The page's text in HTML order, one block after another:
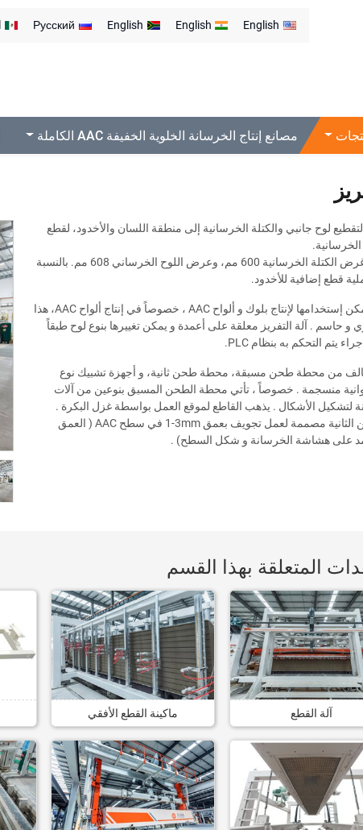
English
English
English
Русский
مصانع إنتاج الخرسانة الخلوية الخفيفة AAC الكاملة
لوح جانبي والكتلة الخرسانية إلى منطقة اللسان والأخدود، لقطع
بشكل عام، غرض الكتلة الخرسانية 600 مم، وعرض اللوح الخرساني 608 مم. بالنسبة
قطع إضافية للأخدود.
آلة التفريز يمكن إستخدامها لإنتاج بلوك و ألواح AAC ، خصوصاً في إنتاج ألواح AAC، هذا
و حاسم . آلة التفريز معلقة على أعمدة و يمكن تغييرها بنوع لوح طبقاً
يتم التحكم به بنظام .PLC
تتالف من محطة طحن مسبقة، محطة طحن ثانية، و أجهزة تشبيك نوع
منسجمة . خصوصاً ، تأتي محطة الطحن المسبق بنوعين من آلات
لتشكيل الأشكال . يذهب القاطع لموقع العمل بواسطة غزل البكرة .
مصممة لعمل تجويف بعمق 1-3mm
في سطح AAC ( العمق
على هشاشة الخرسانة و شكل السطح) .
المتعلقة بهذا القسم
آلة القطع ماكينة القطع الأفقي